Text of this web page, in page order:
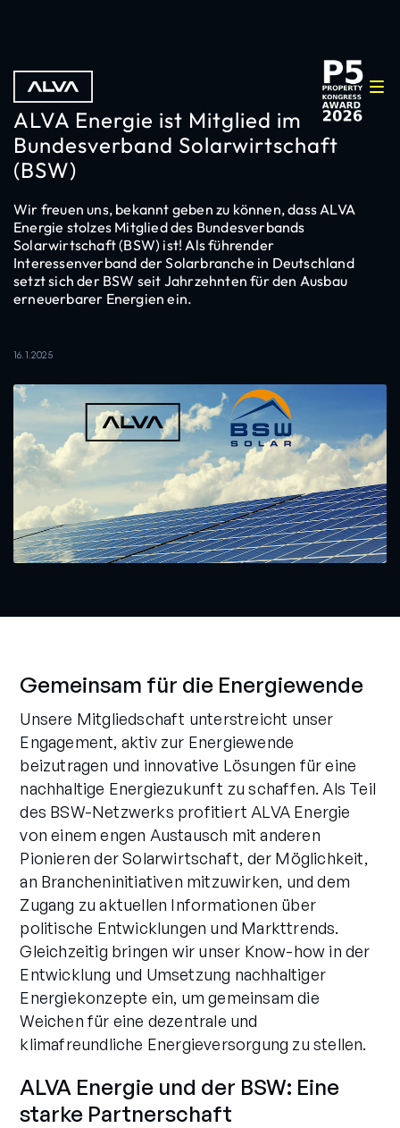
ALVA Energie ist Mitglied im
Bundesverband Solarwirtschaft
(BSW)
Wir freuen uns, bekannt geben zu können, dass ALVA
Energie stolzes Mitglied des Bundesverbands
Solarwirtschaft (BSW) ist! Als führender
Interessenverband der Solarbranche in Deutschland
setzt sich der BSW seit Jahrzehnten für den Ausbau
erneuerbarer Energien ein.
16.1.2025
Gemeinsam für die Energiewende
Unsere Mitgliedschaft unterstreicht unser
Engagement, aktiv zur Energiewende
beizutragen und innovative Lösungen für eine
nachhaltige Energiezukunft zu schaffen. Als Teil
des BSW-Netzwerks profitiert ALVA Energie
von einem engen Austausch mit anderen
Pionieren der Solarwirtschaft, der Möglichkeit,
an Brancheninitiativen mitzuwirken, und dem
Zugang zu aktuellen Informationen über
politische Entwicklungen und Markttrends.
Gleichzeitig bringen wir unser Know-how in der
Entwicklung und Umsetzung nachhaltiger
Energiekonzepte ein, um gemeinsam die
Weichen für eine dezentrale und
klimafreundliche Energieversorgung zu stellen.
ALVA Energie und der BSW: Eine
starke Partnerschaft